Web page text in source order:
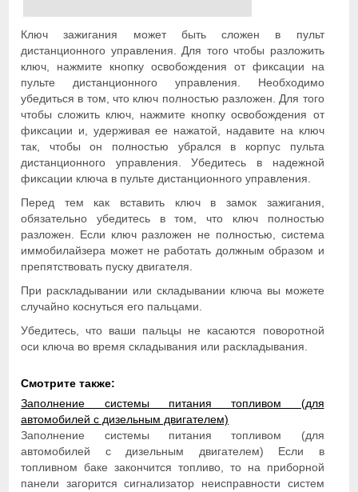
Ключ зажигания может быть сложен в пульт
дистанционного управления. Для того чтобы разложить
ключ, нажмите кнопку освобождения от фиксации на
пульте дистанционного управления. Необходимо
убедиться в том, что ключ полностью разложен. Для того
чтобы сложить ключ, нажмите кнопку освобождения от
фиксации и, удерживая ее нажатой, надавите на ключ
так, чтобы он полностью убрался в корпус пульта
дистанционного управления. Убедитесь в надежной
фиксации ключа в пульте дистанционного управления.
Перед тем как вставить ключ в замок зажигания,
обязательно убедитесь в том, что ключ полностью
разложен. Если ключ разложен не полностью, система
иммобилайзера может не работать должным образом и
препятствовать пуску двигателя.
При раскладывании или складывании ключа вы можете
случайно коснуться его пальцами.
Убедитесь, что ваши пальцы не касаются поворотной
оси ключа во время складывания или раскладывания.
Смотрите также:
Заполнение системы питания топливом (для
автомобилей с дизельным двигателем)
Заполнение системы питания топливом (для
автомобилей с дизельным двигателем) Если в
топливном баке закончится топливо, то на приборной
панели загорится сигнализатор неисправности систем